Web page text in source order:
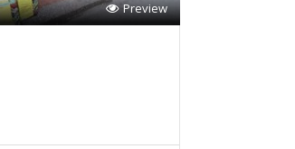
Preview